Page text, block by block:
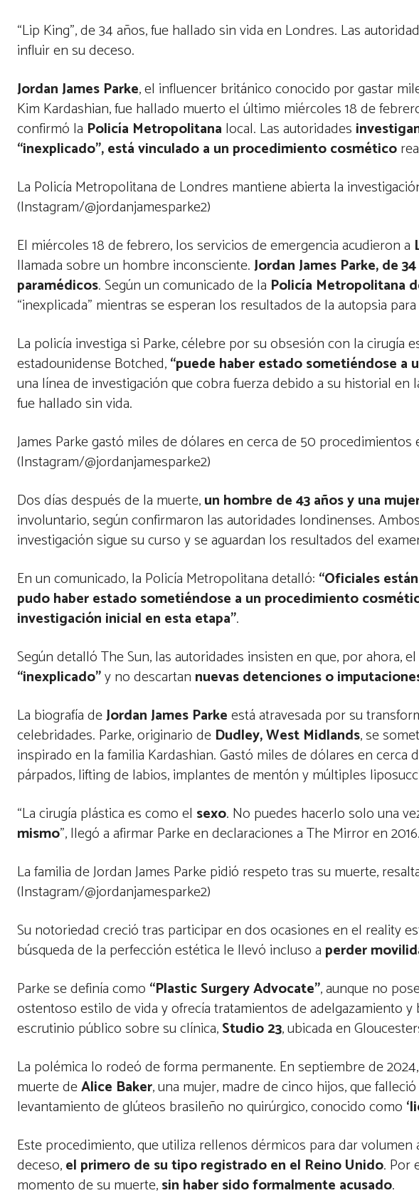
“Lip King”, de 34 años, fue hallado sin vida en Londres. Las
influir en su deceso.
Jordan James Parke, el influencer británico conocido por gastar
Kim Kardashian, fue hallado muerto el último miércoles 18 de
confirmó la Policía Metropolitana local. Las autoridades
“inexplicado”, está vinculado a un procedimiento cosmético
La Policía Metropolitana de Londres mantiene abierta la
(Instagram/@jordanjamesparke2)
El miércoles 18 de febrero, los servicios de emergencia acudieron a
llamada sobre un hombre inconsciente.Jordan James Parke, de
paramédicos. Según un comunicado de la Policía Metropolitana
“inexplicada” mientras se esperan los resultados de la autopsia
La policía investiga si Parke, célebre por su obsesión con la cirugía
estadounidense Botched,“puede haber estado sometiéndose
una línea de investigación que cobra fuerza debido a su historial
fue hallado sin vida.
James Parke gastó miles de dólares en cerca de 50
(Instagram/@jordanjamesparke2)
Dos días después de la muerte,un hombre de 43 años y una
involuntario, según confirmaron las autoridades londinenses.
investigación sigue su curso y se aguardan los resultados del
En un comunicado, la Policía Metropolitana detalló: “Oficiales
pudo haber estado sometiéndose a un procedimiento
investigación inicial en esta etapa”.
Según detalló The Sun, las autoridades insisten en que, por ahora,
“inexplicado”y no descartan nuevas detenciones o
La biografía deJordan James Parkeestá atravesada por su
celebridades. Parke, originario de Dudley, West Midlands, se
inspirado en la familia Kardashian. Gastó miles de dólares en cerca
párpados, lifting de labios, implantes de mentón y múltiples
“La cirugía plástica es como el sexo. No puedes hacerlo solo una
mismo”, llegó a afirmar Parke en declaraciones a The Mirror en 2016.
La familia de Jordan James Parke pidió respeto tras su muerte,
(Instagram/@jordanjamesparke2)
Su notoriedad creció tras participar en dos ocasiones en el reality
búsqueda de la perfección estética le llevó incluso a perder
Parke se definía como “Plastic Surgery Advocate”, aunque no
ostentoso estilo de vida y ofrecía tratamientos de adelgazamiento
escrutinio público sobre su clínica,Studio 23, ubicada en
La polémica lo rodeó de forma permanente. En septiembre de
muerte deAlice Baker, una mujer, madre de cinco hijos, que
levantamiento de glúteos brasileño no quirúrgico, conocido como
Este procedimiento, que utiliza rellenos dérmicos para dar
deceso,el primero de su tipo registrado en el Reino Unido. Por
momento de su muerte,sin haber sido formalmente acusado.